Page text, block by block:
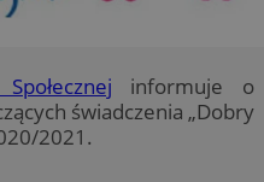
informuje o
świadczenia „Dobry
2021.